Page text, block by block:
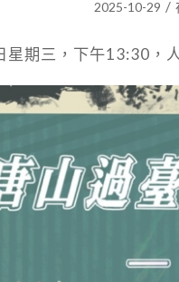
2025-10-29 /
期三，下午13:30，